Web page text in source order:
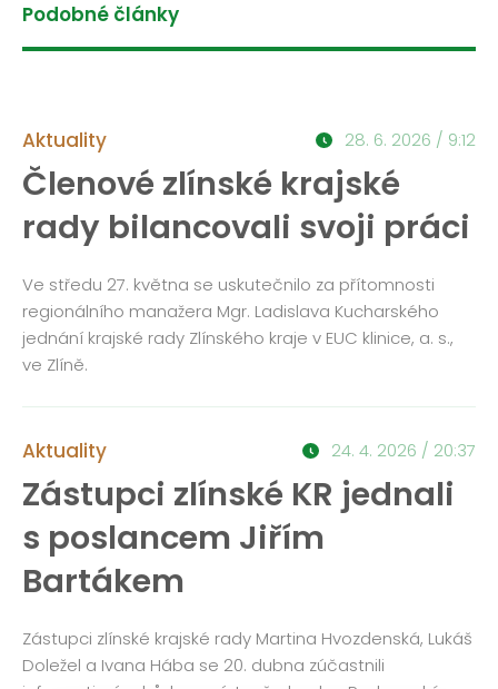
Podobné články
Aktuality 28. 6. 2026 / 9:12
Členové zlínské krajské
rady bilancovali svoji práci
Ve středu 27. května se uskutečnilo za přítomnosti
regionálního manažera Mgr. Ladislava Kucharského
jednání krajské rady Zlínského kraje v EUC klinice, a. s.,
ve Zlíně.
Aktuality 24. 4. 2026 / 20:37
Zástupci zlínské KR jednali
s poslancem Jiřím
Bartákem
Zástupci zlínské krajské rady Martina Hvozdenská, Lukáš
Doležel a Ivana Hába se 20. dubna zúčastnili